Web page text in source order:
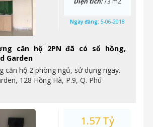
căn hộ 2PN đã có sổ hồng,
Garden
căn hộ 2 phòng ngủ, sử dụng ngay.
128 Hồng Hà, P.9, Q. Phú
Ngày đăng: 5-06-2018
1.57 Tỷ